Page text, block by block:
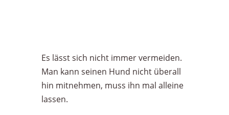
Es lässt sich nicht immer vermeiden.
Man kann seinen Hund nicht überall
hin mitnehmen, muss ihn mal alleine
lassen.